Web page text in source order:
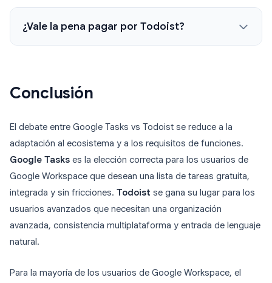
¿Vale la pena pagar por Todoist?
Conclusión
El debate entre Google Tasks vs Todoist se reduce a la
adaptación al ecosistema y a los requisitos de funciones.
Google Tasks es la elección correcta para los usuarios de
Google Workspace que desean una lista de tareas gratuita,
integrada y sin fricciones. Todoist se gana su lugar para los
usuarios avanzados que necesitan una organización
avanzada, consistencia multiplataforma y entrada de lenguaje
natural.
Para la mayoría de los usuarios de Google Workspace, el